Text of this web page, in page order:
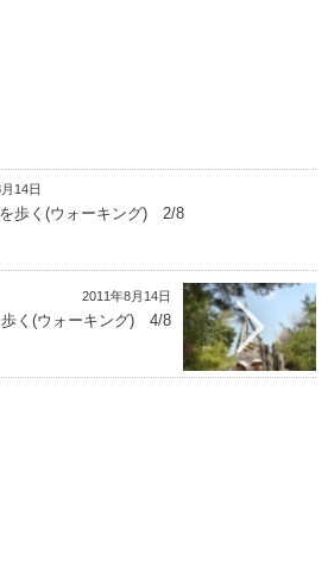
14日
歩く(ウォーキング) 2/8
2011年8月14日
歩く(ウォーキング) 4/8